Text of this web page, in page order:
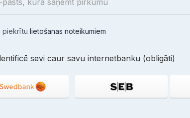
piekrītu lietošanas noteikumiem
sevi caur savu internetbanku (obligāti)